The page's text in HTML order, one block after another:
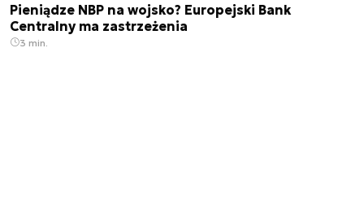
Pieniądze NBP na wojsko? Europejski Bank
Centralny ma zastrzeżenia
3 min.